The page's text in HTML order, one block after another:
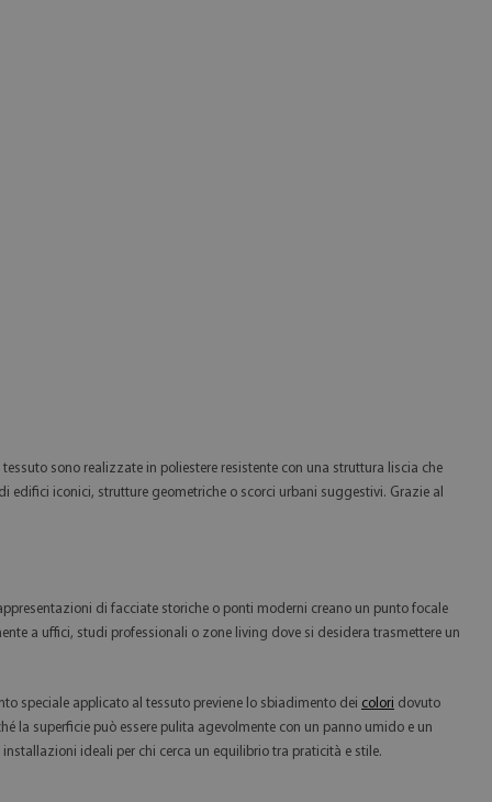
sono realizzate in poliestere resistente con una struttura liscia che
iconici, strutture geometriche o scorci urbani suggestivi. Grazie al
di facciate storiche o ponti moderni creano un punto focale
a uffici, studi professionali o zone living dove si desidera trasmettere un
speciale applicato al tessuto previene lo sbiadimento dei colori dovuto
la superficie può essere pulita agevolmente con un panno umido e un
ideali per chi cerca un equilibrio tra praticità e stile.